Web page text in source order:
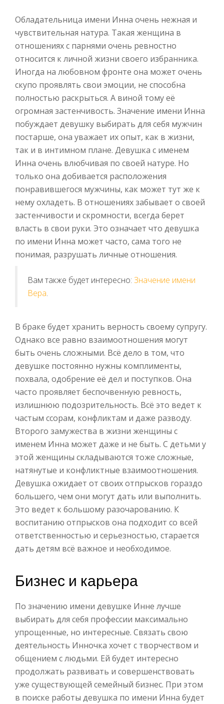
Обладательница имени Инна очень нежная и
чувствительная натура. Такая женщина в
отношениях с парнями очень ревностно
относится к личной жизни своего избранника.
Иногда на любовном фронте она может очень
скупо проявлять свои эмоции, не способна
полностью раскрыться. А виной тому её
огромная застенчивость. Значение имени Инна
побуждает девушку выбирать для себя мужчин
постарше, она уважает их опыт, как в жизни,
так и в интимном плане. Девушка с именем
Инна очень влюбчивая по своей натуре. Но
только она добивается расположения
понравившегося мужчины, как может тут же к
нему охладеть. В отношениях забывает о своей
застенчивости и скромности, всегда берет
власть в свои руки. Это означает что девушка
по имени Инна может часто, сама того не
понимая, разрушать личные отношения.
Вам также будет интересно: Значение имени
Вера.
В браке будет хранить верность своему супругу.
Однако все равно взаимоотношения могут
быть очень сложными. Всё дело в том, что
девушке постоянно нужны комплименты,
похвала, одобрение её дел и поступков. Она
часто проявляет беспочвенную ревность,
излишнюю подозрительность. Всё это ведет к
частым ссорам, конфликтам и даже разводу.
Второго замужества в жизни женщины с
именем Инна может даже и не быть. С детьми у
этой женщины складываются тоже сложные,
натянутые и конфликтные взаимоотношения.
Девушка ожидает от своих отпрысков гораздо
большего, чем они могут дать или выполнить.
Это ведет к большому разочарованию. К
воспитанию отпрысков она подходит со всей
ответственностью и серьезностью, старается
дать детям всё важное и необходимое.
Бизнес и карьера
По значению имени девушке Инне лучше
выбирать для себя профессии максимально
упрощенные, но интересные. Связать свою
деятельность Инночка хочет с творчеством и
общением с людьми. Ей будет интересно
продолжать развивать и совершенствовать
уже существующей семейный бизнес. При этом
в поиске работы девушка по имени Инна будет